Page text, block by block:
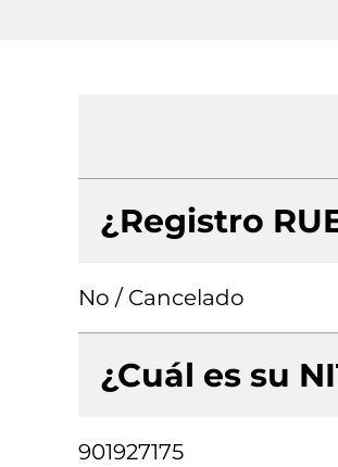
¿Registro
No / Cancelado
¿Cuál es su
901927175